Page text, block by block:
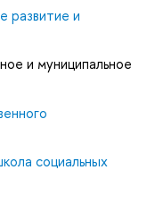
развитие и
и муниципальное
социальных